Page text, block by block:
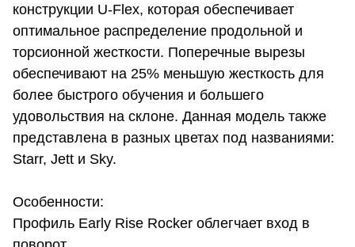
конструкции U-Flex, которая обеспечивает
оптимальное распределение продольной и
торсионной жесткости. Поперечные вырезы
обеспечивают на 25% меньшую жесткость для
более быстрого обучения и большего
удовольствия на склоне. Данная модель также
представлена в разных цветах под названиями:
Starr, Jett и Sky.
Особенности:
Профиль Early Rise Rocker облегчает вход в